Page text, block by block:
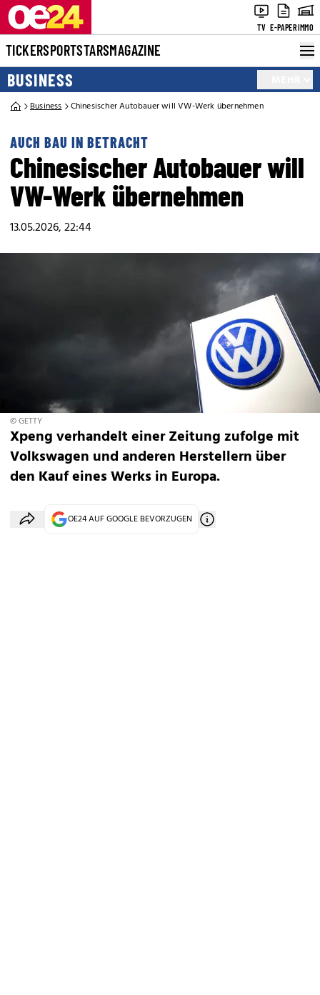
TV E-PAPERIMMO
TICKERSPORTSTARSMAGAZINE
BUSINESS
Business Chinesischer Autobauer will VW-Werk übernehmen
AUCH BAU IN BETRACHT
Chinesischer Autobauer will
VW-Werk übernehmen
13.05.2026, 22:44
© GETTY
Xpeng verhandelt einer Zeitung zufolge mit
Volkswagen und anderen Herstellern über
den Kauf eines Werks in Europa.
OE24 AUF GOOGLE BEVORZUGEN